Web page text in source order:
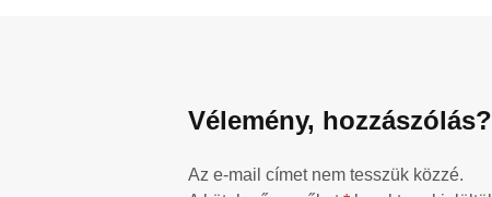
Vélemény, hozzászólás?
Az e-mail címet nem tesszük közzé.